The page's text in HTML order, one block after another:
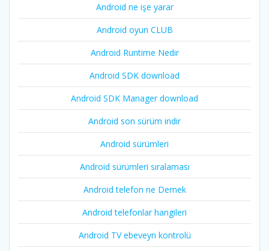
Android ne işe yarar
Android oyun CLUB
Android Runtime Nedir
Android SDK download
Android SDK Manager download
Android son sürüm indir
Android sürümleri
Android sürümleri sıralaması
Android telefon ne Demek
Android telefonlar hangileri
Android TV ebeveyn kontrolü